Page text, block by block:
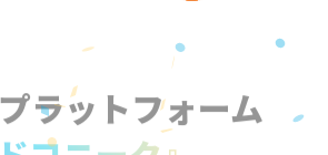
ラットフォーム
ドコニーク』